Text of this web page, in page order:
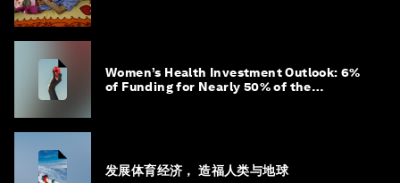
Women’s Health Investment Outlook: 6%
of Funding for Nearly 50% of the
发展体育经济， 造福人类与地球